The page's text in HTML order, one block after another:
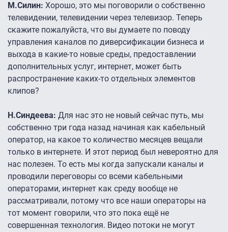
М.Силин: Хорошо, это мы поговорили о собственно
телевидении, телевидении через телевизор. Теперь
скажите пожалуйста, что вы думаете по поводу
управления каналов по диверсификации бизнеса и
выхода в какие-то новые среды, предоставлении
дополнительных услуг, интернет, может быть
распространение каких-то отдельных элементов
клипов?
Н.Синдеева: Для нас это не новый сейчас путь, мы
собственно три года назад начиная как кабельный
оператор, на какое то количество месяцев вещали
только в интернете. И этот период был невероятно для
нас полезен. То есть мы когда запускали каналы и
проводили переговоры со всеми кабельными
операторами, интернет как среду вообще не
рассматривали, потому что все наши операторы на
тот момент говорили, что это пока ещё не
совершенная технология. Видео потоки не могут